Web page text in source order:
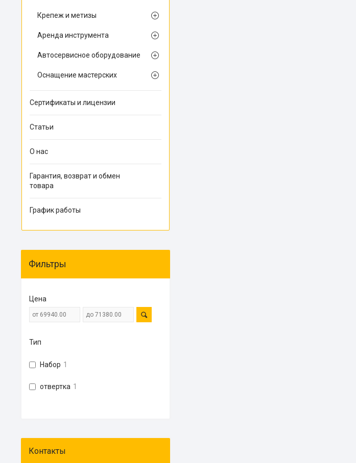
Крепеж и метизы
Аренда инструмента
Автосервисное оборудование
Оснащение мастерских
Сертификаты и лицензии
Статьи
О нас
Гарантия, возврат и обмен
товара
График работы
Фильтры
Цена
Тип
Набор 1
отвертка 1